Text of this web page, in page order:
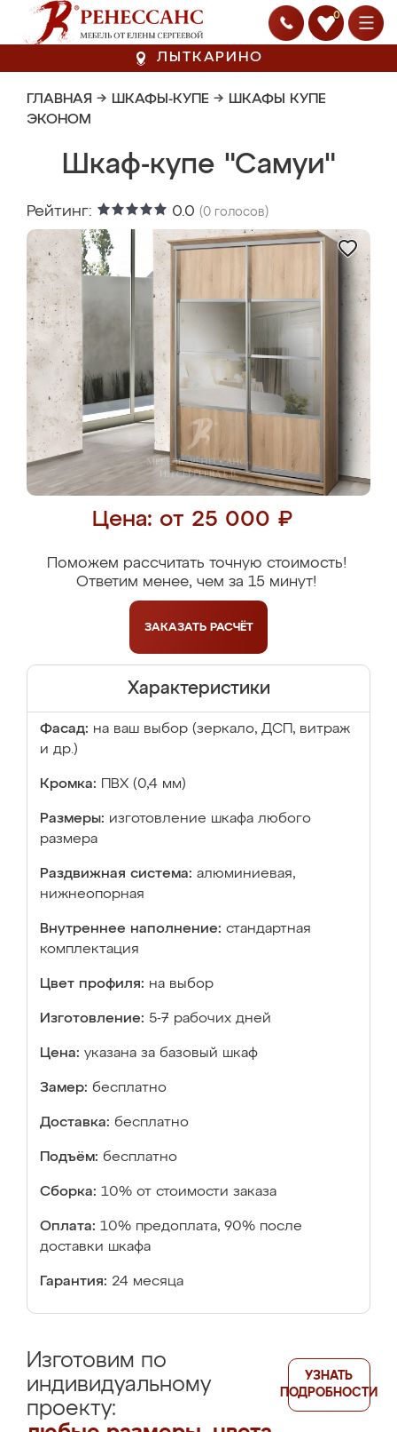
0
ЛЫТКАРИНО
ГЛАВНАЯ → ШКАФЫ-КУПЕ → ШКАФЫ КУПЕ
ЭКОНОМ
Шкаф-купе "Самуи"
Рейтинг: 0.0 (0 голосов)
Цена: от 25 000 ₽
Поможем рассчитать точную стоимость!
Ответим менее, чем за 15 минут!
ЗАКАЗАТЬ РАСЧЁТ
Характеристики
Фасад: на ваш выбор (зеркало, ДСП, витраж
и др.)
Кромка: ПВХ (0,4 мм)
Размеры: изготовление шкафа любого
размера
Раздвижная система: алюминиевая,
нижнеопорная
Внутреннее наполнение: стандартная
комплектация
Цвет профиля: на выбор
Изготовление: 5-7 рабочих дней
Цена: указана за базовый шкаф
Замер: бесплатно
Доставка: бесплатно
Подъём: бесплатно
Сборка: 10% от стоимости заказа
Оплата: 10% предоплата, 90% после
доставки шкафа
Гарантия: 24 месяца
Изготовим по
индивидуальному
проекту:
УЗНАТЬ
ПОДРОБНОСТИ